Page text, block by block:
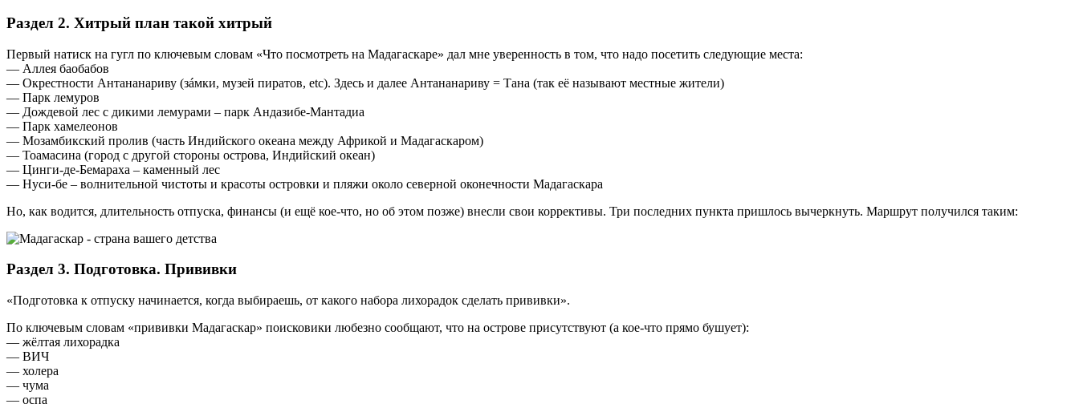
Раздел 2. Хитрый план такой хитрый
Первый натиск на гугл по ключевым словам «Что посмотреть на Мадагаскаре» дал мне уверенность в том, что надо посетить следующие места:
— Аллея баобабов
— Окрестности Антананариву (зáмки, музей пиратов, etc). Здесь и далее Антананариву = Тана (так её называют местные жители)
— Парк лемуров
— Дождевой лес с дикими лемурами – парк Андазибе-Мантадиа
— Парк хамелеонов
— Мозамбикский пролив (часть Индийского океана между Африкой и Мадагаскаром)
— Тоамасина (город с другой стороны острова, Индийский океан)
— Цинги-де-Бемараха – каменный лес
— Нуси-бе – волнительной чистоты и красоты островки и пляжи около северной оконечности Мадагаскара
Но, как водится, длительность отпуска, финансы (и ещё кое-что, но об этом позже) внесли свои коррективы. Три последних пункта пришлось вычеркнуть. Маршрут получился таким:
Раздел 3. Подготовка. Прививки
«Подготовка к отпуску начинается, когда выбираешь, от какого набора лихорадок сделать прививки».
По ключевым словам «прививки Мадагаскар» поисковики любезно сообщают, что на острове присутствуют (а кое-что прямо бушует):
— жёлтая лихорадка
— ВИЧ
— холера
— чума
— оспа